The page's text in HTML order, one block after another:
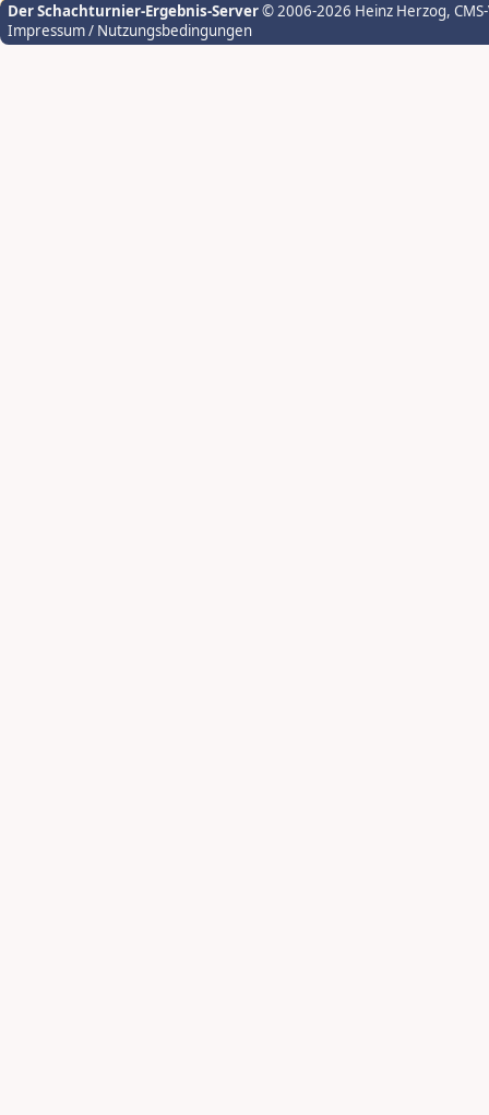
Der Schachturnier-Ergebnis-Server© 2006-2026 Heinz Herzog,
Impressum / Nutzungsbedingungen